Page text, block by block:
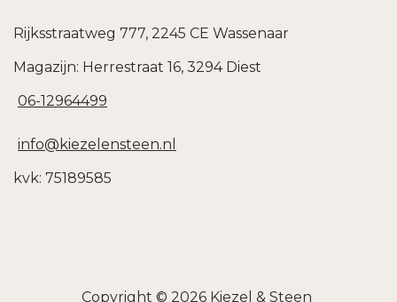
Rijksstraatweg 777, 2245 CE Wassenaar
Magazijn: Herrestraat 16, 3294 Diest
06-12964499
info@kiezelensteen.nl
kvk: 75189585
Copyright © 2026 Kiezel & Steen